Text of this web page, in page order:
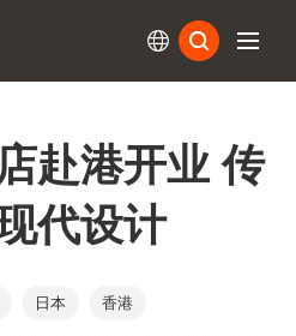
赴港开业 传
代设计
日本 香港